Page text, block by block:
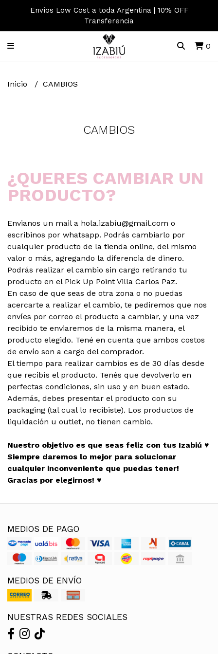
Envíos Low Cost a toda Argentina | 10% OFF
Transferencia
0
Inicio CAMBIOS
CAMBIOS
¿QUERES CAMBIAR UN
PRODUCTO?
Envianos un mail a hola.izabiu@gmail.com o
escribinos por whatsapp. Podrás cambiarlo por
cualquier producto de la tienda online, del mismo
valor o más, agregando la diferencia de dinero.
Podrás realizar el cambio sin cargo retirando tu
producto en el Pick Up Point Villa Carlos Paz.
En caso de que seas de otra zona o no puedas
acercarte a realizar el cambio, te pediremos que nos
envíes por correo el producto a cambiar, y una vez
recibido te enviaremos de la misma manera, el
producto elegido. Tené en cuenta que ambos costos
de envío son a cargo del comprador.
El tiempo para realizar cambios es de 30 días desde
que recibís el producto. Tenés que devolverlo en
perfectas condiciones, sin uso y en buen estado.
Además, debes presentar el producto con su
packaging (tal cual lo recibiste). Los productos de
liquidación u outlet, no tienen cambio.
Nuestro objetivo es que seas feliz con tus Izabiú ♥
Siempre daremos lo mejor para solucionar
cualquier inconveniente que puedas tener!
Gracias por elegirnos! ♥
MEDIOS DE PAGO
MEDIOS DE ENVÍO
NUESTRAS REDES SOCIALES